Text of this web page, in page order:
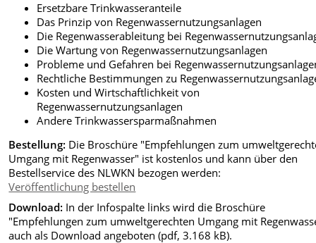
Ersetzbare Trinkwasseranteile
Das Prinzip von Regenwassernutzungsanlagen
Die Regenwasserableitung bei
Die Wartung von Regenwassernutzungsanlagen
Probleme und Gefahren bei
Rechtliche Bestimmungen zu
Kosten und Wirtschaftlichkeit von
Regenwassernutzungsanlagen
Andere Trinkwassersparmaßnahmen
Bestellung: Die Broschüre "Empfehlungen zum
Umgang mit Regenwasser" ist kostenlos und kann über den
Bestellservice des NLWKN bezogen werden:
Veröffentlichung bestellen
Download: In der Infospalte links wird die Broschüre
"Empfehlungen zum umweltgerechten Umgang mit
auch als Download angeboten (pdf, 3.168 kB).